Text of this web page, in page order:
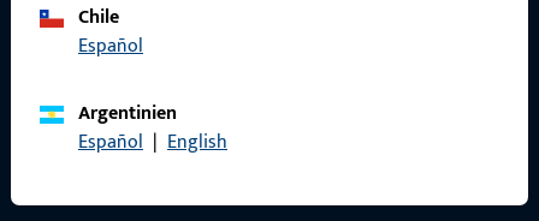
Chile
Español
Argentinien
Español | English